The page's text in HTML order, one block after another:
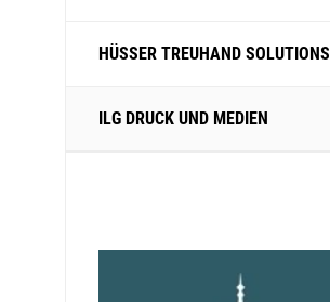
HÜSSER TREUHAND SOLUTIONS
ILG DRUCK UND MEDIEN